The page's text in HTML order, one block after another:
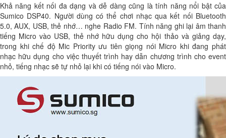
Khả năng kết nối đa dạng và dễ dàng cũng là tính năng nổi bật của
Sumico DSP40. Người dùng có thể chơi nhạc qua kết nối Bluetooth
5.0, AUX, USB, thẻ nhớ… nghe Radio FM. Tính năng ghi lại âm thanh
tiếng Micro vào USB, thẻ nhớ hữu dụng cho hội thảo và giảng dạy,
trong khi chế độ Mic Priority ưu tiên giọng nói Micro khi đang phát
nhạc hữu dụng cho việc thuyết trình hay dẫn chương trình cho event
nhỏ, tiếng nhạc sẽ tự nhỏ lại khi có tiếng nói vào Micro.